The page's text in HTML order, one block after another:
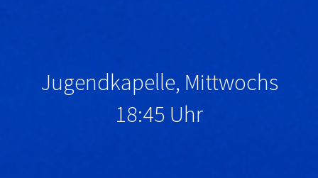
Jugendkapelle, Mittwochs
18:45 Uhr